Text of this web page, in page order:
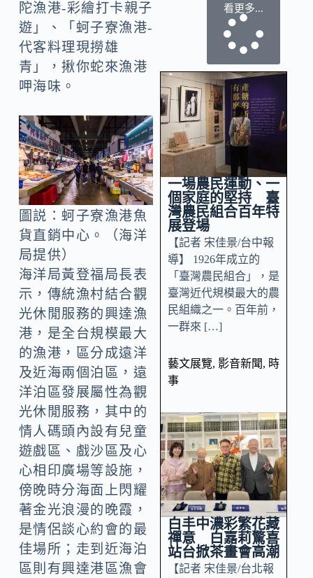
陀漁港-彩繪打卡親子
遊」、「蚵子寮漁港-
代客料理現撈雄
青」，揪你蛇來漁港
呷海味。
圖説：蚵子寮漁港魚
貨直銷中心。（海洋
局提供）
海洋局黃登福局長表
示，傳統漁村結合觀
光休閒服務的興達漁
港，是全台規模最大
的漁港，區分成遠洋
及近海兩個泊區，遠
洋泊區發展屬性為觀
光休閒服務，其中的
情人碼頭內設有兒童
遊戲區、戲沙區及心
心相印廣場等設施，
傍晚時分海面上閃耀
著金光浪漫的晚霞，
是情侶談心約會的最
佳場所；走到近海泊
區則有興達港區漁會
看更多...
一場農民運動、一
個家庭的堅持 臺
灣農民組合百年特
展登場
【記者 宋佳景/台中報
導】 1926年成立的
「臺灣農民組合」，是
臺灣近代規模最大的農
民組織之一。百年前，
一群來 […]
藝文展覽, 影音新聞, 時
事
白丰中濃彩繁花藏
禪意 白嘉莉驚喜
站台掀茶畫會高潮
【記者 宋佳景/台北報